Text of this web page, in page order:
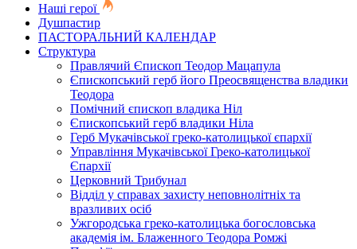
Наші герої
Душпастир
ПАСТОРАЛЬНИЙ КАЛЕНДАР
Структура
Правлячий Єпископ Теодор Мацапула
Єпископський герб його Преосвященства владики
Теодора
Помічний єпископ владика Ніл
Єпископський герб владики Ніла
Герб Мукачівської греко-католицької єпархії
Управління Мукачівської Греко-католицької
Єпархії
Церковний Трибунал
Відділ у справах захисту неповнолітніх та
вразливих осіб
Ужгородська греко-католицька богословська
академія ім. Блаженного Теодора Ромжі